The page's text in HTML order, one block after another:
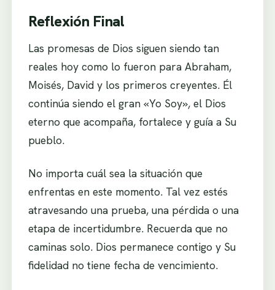
Reflexión Final
Las promesas de Dios siguen siendo tan
reales hoy como lo fueron para Abraham,
Moisés, David y los primeros creyentes. Él
continúa siendo el gran «Yo Soy», el Dios
eterno que acompaña, fortalece y guía a Su
pueblo.
No importa cuál sea la situación que
enfrentas en este momento. Tal vez estés
atravesando una prueba, una pérdida o una
etapa de incertidumbre. Recuerda que no
caminas solo. Dios permanece contigo y Su
fidelidad no tiene fecha de vencimiento.